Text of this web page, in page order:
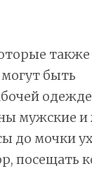
также
быть
мужские и
до мочки
посещать